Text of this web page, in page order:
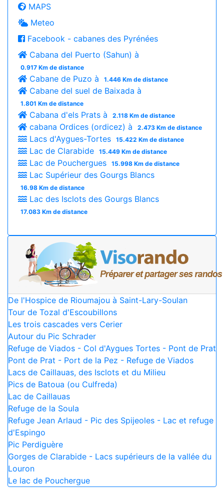
MAPS
Meteo
Facebook - cabanes des Pyrénées
Cabana del Puerto (Sahun) à
0.917 Km de distance
Cabane de Puzo à 1.446 Km de distance
Cabane del suel de Baixada à
1.801 Km de distance
Cabana d'els Prats à 2.118 Km de distance
cabana Ordices (ordicez) à 2.473 Km de distance
Lacs d'Aygues-Tortes 15.422 Km de distance
Lac de Clarabide 15.449 Km de distance
Lac de Pouchergues 15.998 Km de distance
Lac Supérieur des Gourgs Blancs
16.98 Km de distance
Lac des Isclots des Gourgs Blancs
17.083 Km de distance
De l'Hospice de Rioumajou à Saint-Lary-Soulan
Tour de Tozal d'Escoubillons
Les trois cascades vers Cerier
Autour du Pic Schrader
Refuge de Viados - Col d'Aygues Tortes - Pont de Prat
Pont de Prat - Port de la Pez - Refuge de Viados
Lacs de Caillauas, des Isclots et du Milieu
Pics de Batoua (ou Culfreda)
Lac de Caillauas
Refuge de la Soula
Refuge Jean Arlaud - Pic des Spijeoles - Lac et refuge
d'Espingo
Pic Perdiguère
Gorges de Clarabide - Lacs supérieurs de la vallée du
Louron
Le lac de Pouchergue